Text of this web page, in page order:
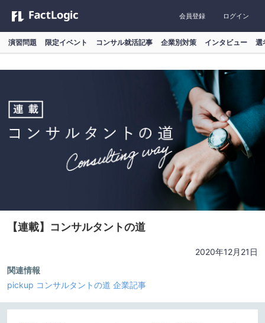
会員登録 ログイン
演習問題 限定イベント コンサル就活記事 企業別対策 インタビュー 選
【連載】コンサルタントの道
2020年12月21日
関連情報
pickup コンサルタントの道 企業記事